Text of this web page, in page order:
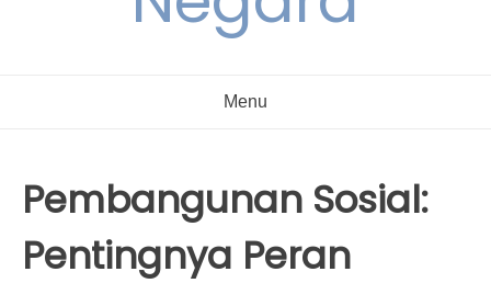
Menu
Pembangunan Sosial:
Pentingnya Peran